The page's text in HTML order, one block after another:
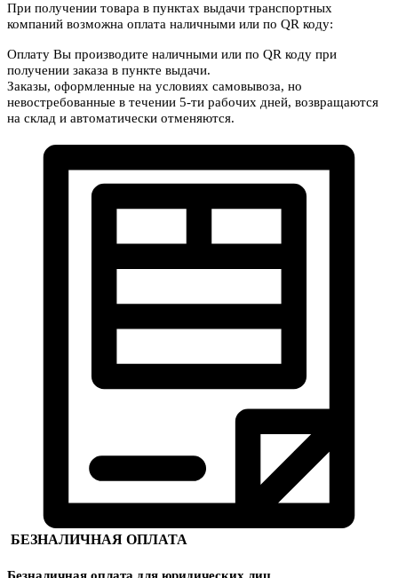
При получении товара в пунктах выдачи транспортных
компаний возможна оплата наличными или по QR коду:
Оплату Вы производите наличными или по QR коду при
получении заказа в пункте выдачи.
Заказы, оформленные на условиях самовывоза, но
невостребованные в течении 5-ти рабочих дней, возвращаются
на склад и автоматически отменяются.
БЕЗНАЛИЧНАЯ ОПЛАТА
Безналичная оплата для юридических лиц.